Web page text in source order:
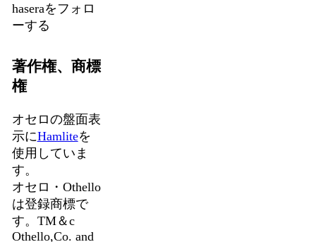
haseraをフォロ
ーする
著作権、商標
権
オセロの盤面表
示にHamliteを
使用していま
す。
オセロ・Othello
は登録商標で
す。TM＆c
Othello,Co. and